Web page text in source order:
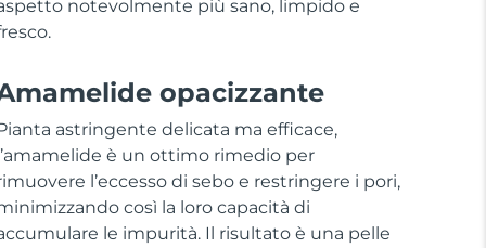
notevolmente più sano, limpido e
opacizzante
astringente delicata ma efficace,
è un ottimo rimedio per
l’eccesso di sebo e restringere i pori,
così la loro capacità di
le impurità. Il risultato è una pelle